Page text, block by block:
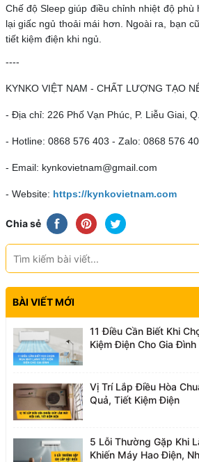
Chế độ Sleep giúp điều chỉnh nhiệt độ phù
lại giấc ngủ thoải mái hơn. Ngoài ra, bạn
tiết kiệm điện khi ngủ.
----
KYNKO VIỆT NAM - CHẤT LƯỢNG TẠO
- Địa chỉ: 226 Phố Vạn Phúc, P. Liễu Giai,
- Hotline: 0868 576 403 - Zalo: 0868 576
- Email: kynkovietnam@gmail.com
- Website: https://kynkovietnam.com
Chia sẻ
BÀI VIẾT MỚI
11 Điều Cần Biết Khi
Kiệm Điện Cho Gia Đình
Vị Trí Lắp Điều Hòa
Quả, Tiết Kiệm Điện
5 Lỗi Thường Gặp Khi
Khiến Máy Hao Điện,